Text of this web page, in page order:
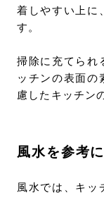
着しやすい上に
す。
掃除に充てられ
ッチンの表面の
慮したキッチン
風水を参考
風水では、キッ